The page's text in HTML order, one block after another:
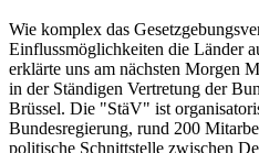
Wie komplex das
Einflussmöglichkeiten die Länder
erklärte uns am nächsten Morgen
in der Ständigen Vertretung der
Brüssel. Die "StäV" ist
Bundesregierung, rund 200
politische Schnittstelle zwischen